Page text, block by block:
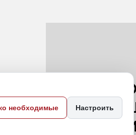
необходимые Настроить